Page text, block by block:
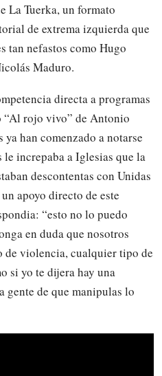
La Tuerka, un formato
de extrema izquierda que
tan nefastos como Hugo
Maduro.
directa a programas
“Al rojo vivo” de Antonio
han comenzado a notarse
le increpaba a Iglesias que la
descontentas con Unidas
apoyo directo de este
“esto no lo puedo
en duda que nosotros
de violencia, cualquier tipo de
si yo te dijera hay una
gente de que manipulas lo